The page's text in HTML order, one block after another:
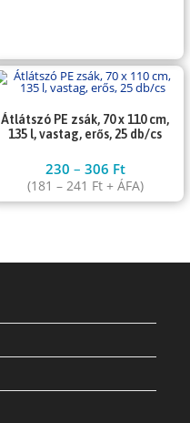
Átlátszó PE zsák, 70 x 110 cm,
135 l, vastag, erős, 25 db/cs
230 – 306 Ft
(181 – 241 Ft+ ÁFA)